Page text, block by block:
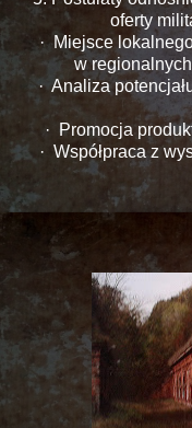
oferty
· Miejsce
w
· Analiza
· Promocja
· Współpraca z